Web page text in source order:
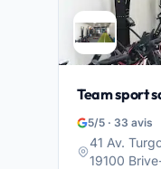
Team sport
5/5 · 33 avis
41 Av.
19100